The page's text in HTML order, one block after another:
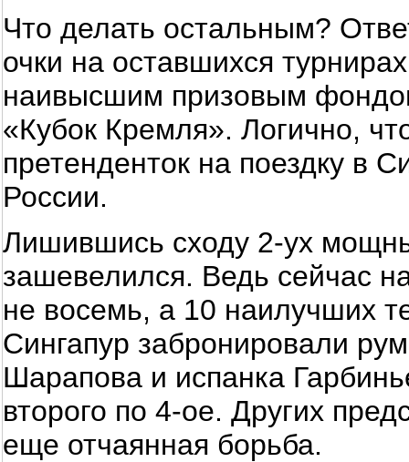
Что делать остальным?
очки на оставшихся
наивысшим призовым
«Кубок Кремля». Логично,
претенденток на поездку в
России.
Лишившись сходу 2-ух
зашевелился. Ведь сейчас
не восемь, а 10 наилучших
Сингапур забронировали
Шарапова и испанка
второго по 4-ое. Других
еще отчаянная борьба.